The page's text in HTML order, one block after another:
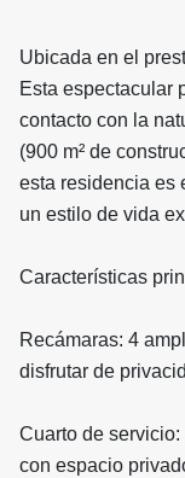
Ubicada en el
Esta espectacular
contacto con la
(900 m² de
esta residencia es
un estilo de vida
Características
Recámaras: 4
disfrutar de
Cuarto de
con espacio